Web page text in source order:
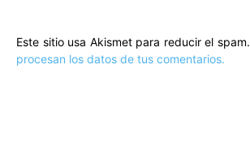
Este sitio usa Akismet para reducir el spam.
procesan los datos de tus comentarios.